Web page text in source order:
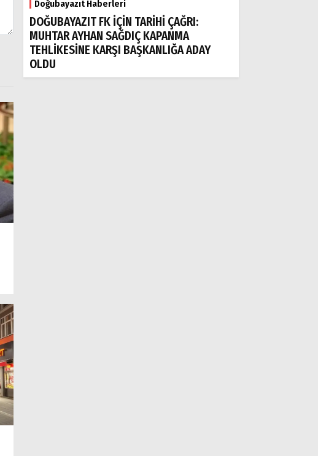
Doğubayazıt Haberleri
DOĞUBAYAZIT FK İÇİN TARİHİ ÇAĞRI:
MUHTAR AYHAN SAĞDIÇ KAPANMA
TEHLİKESİNE KARŞI BAŞKANLIĞA ADAY
OLDU